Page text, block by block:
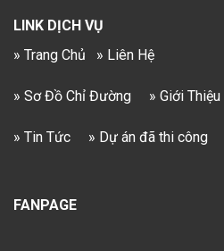
LINK DỊCH VỤ
» Trang Chủ
» Liên Hệ
» Sơ Đồ Chỉ Đường » Giới Thiệu
» Tin Tức » Dự án đã thi công
FANPAGE